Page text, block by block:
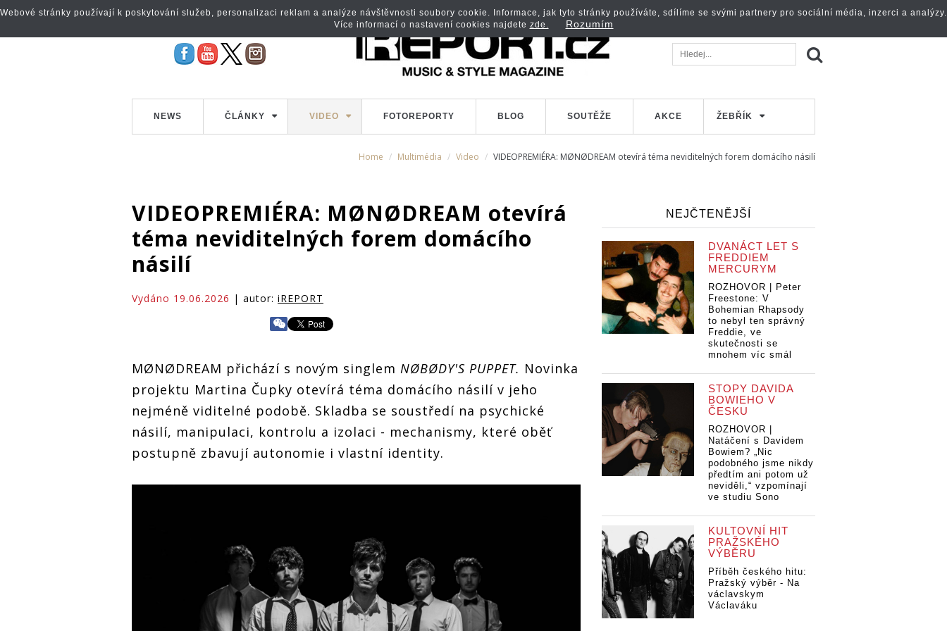
NEWS ČLÁNKY VIDEO FOTOREPORTY BLOG SOUTĚŽE AKCE ŽEBŘÍK
Home Multimédia Video VIDEOPREMIÉRA: MØNØDREAM otevírá téma neviditelných forem domácího násilí
VIDEOPREMIÉRA: MØNØDREAM otevírá
téma neviditelných forem domácího
násilí
Vydáno 19.06.2026 | autor: iREPORT
MØNØDREAM přichází s novým singlem NØBØDY'S PUPPET. Novinka
projektu Martina Čupky otevírá téma domácího násilí v jeho
nejméně viditelné podobě. Skladba se soustředí na psychické
násilí, manipulaci, kontrolu a izolaci - mechanismy, které oběť
postupně zbavují autonomie i vlastní identity.
NEJČTENĚJŠÍ
DVANÁCT LET S
FREDDIEM
MERCURYM
ROZHOVOR | Peter
Freestone: V
Bohemian Rhapsody
to nebyl ten správný
Freddie, ve
skutečnosti se
mnohem víc smál
STOPY DAVIDA
BOWIEHO V
ČESKU
ROZHOVOR |
Natáčení s Davidem
Bowiem? „Nic
podobného jsme nikdy
předtím ani potom už
neviděli,“ vzpomínají
ve studiu Sono
KULTOVNÍ HIT
PRAŽSKÉHO
VÝBĚRU
Příběh českého hitu:
Pražský výběr - Na
václavskym
Václaváku
Webové stránky používají k poskytování služeb, personalizaci reklam a analýze návštěvnosti soubory cookie. Informace, jak tyto stránky používáte, sdílíme se svými partnery pro sociální média, inzerci a analýzy.
Více informací o nastavení cookies najdete zde. Rozumím